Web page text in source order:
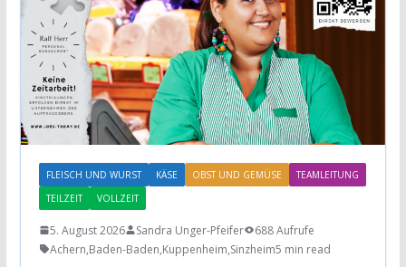
FLEISCH UND WURST KÄSE OBST UND GEMÜSE
TEAMLEITUNG
TEILZEIT
VOLLZEIT
5. August 2026 Sandra Unger-Pfeifer
688 Aufrufe
Achern,Baden-Baden,Kuppenheim,Sinzheim5 min read